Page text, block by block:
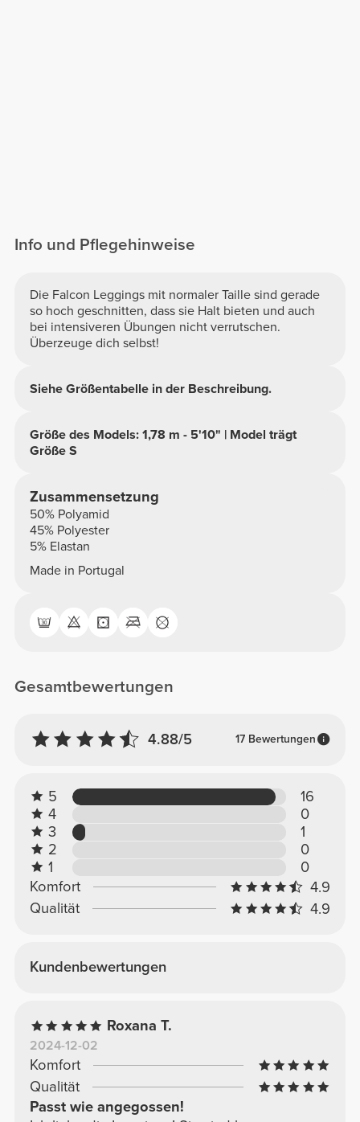
Info und Pflegehinweise
Die Falcon Leggings mit normaler Taille sind gerade
so hoch geschnitten, dass sie Halt bieten und auch
bei intensiveren Übungen nicht verrutschen.
Überzeuge dich selbst!
Siehe Größentabelle in der Beschreibung.
Größe des Models: 1,78 m - 5'10" | Model trägt
Größe S
Zusammensetzung
50% Polyamid
45% Polyester
5% Elastan
Made in Portugal
Gesamtbewertungen
4.88/5 17 Bewertungen
5
16
4
0
3
1
2
0
1
0
Komfort
4.9
Qualität
4.9
Kundenbewertungen
Roxana T.
2024-12-02
Komfort
Qualität
Passt wie angegossen!